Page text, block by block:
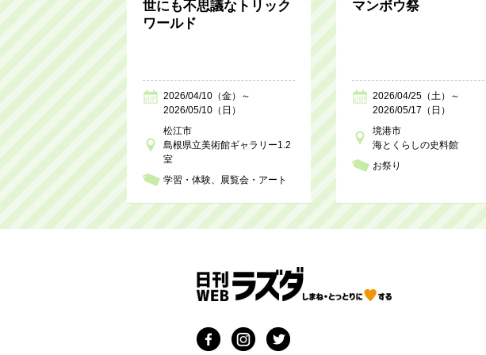
世にも不思議なトリック
ワールド
2026/04/10（金）～
2026/05/10（日）
松江市
島根県立美術館ギャラリー1.2
室
学習・体験
展覧会・アート
マンボウ祭
2026/04/25（土）～
2026/05/17（日）
境港市
海とくらしの史料館
お祭り